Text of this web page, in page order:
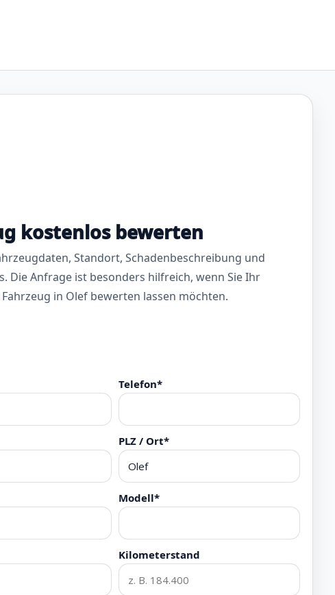
kostenlos bewerten
Standort, Schadenbeschreibung und
Die Anfrage ist besonders hilfreich, wenn Sie Ihr
in Olef bewerten lassen möchten.
Telefon*
PLZ / Ort*
Modell*
Kilometerstand